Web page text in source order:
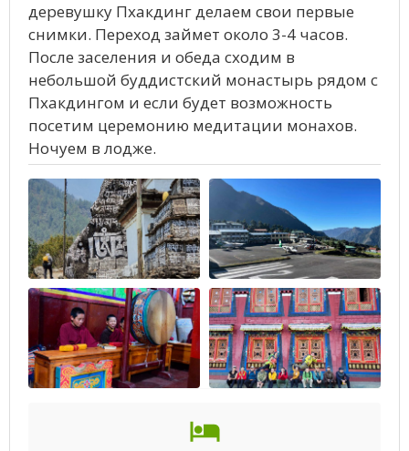
деревушку Пхакдинг делаем свои первые
снимки. Переход займет около 3-4 часов.
После заселения и обеда сходим в
небольшой буддистский монастырь рядом с
Пхакдингом и если будет возможность
посетим церемонию медитации монахов.
Ночуем в лодже.